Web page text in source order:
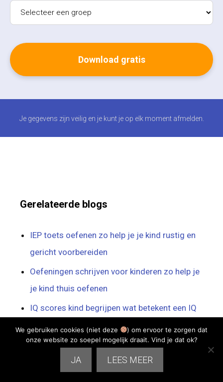
Je gegevens zijn veilig en je kunt je op elk moment afmelden.
Gerelateerde blogs
IEP toets oefenen zo help je je kind rustig en
gericht voorbereiden
Oefeningen schrijven voor kinderen zo help je
je kind thuis oefenen
IQ scores kind begrijpen wat betekent een IQ
Concentratieproblemen kind: oorzaken, tips en
oefenen thuis
We gebruiken cookies (niet deze
) om ervoor te zorgen dat
onze website zo soepel mogelijk draait. Vind je dat ok?
JA LEES MEER